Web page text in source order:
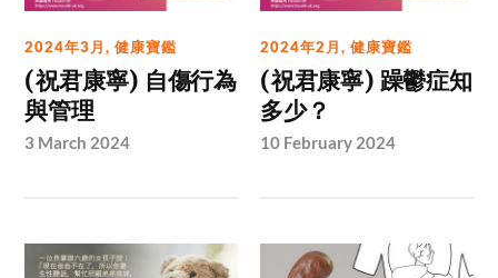
2024年3月,健康寶鑑
(祝君康寧) 自傷行為
與管理
3 March 2024
2024年2月,健康寶鑑
(祝君康寧) 躁鬱症知
多少？
10 February 2024